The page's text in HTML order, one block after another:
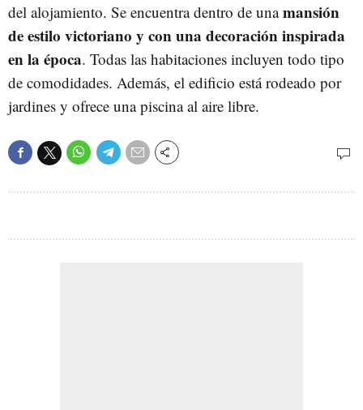
del alojamiento. Se encuentra dentro de unamansión
de estilo victoriano y con una decoración inspirada
en la época. Todas las habitaciones incluyen todo tipo
de comodidades. Además, el edificio está rodeado por
jardines y ofrece una piscina al aire libre.